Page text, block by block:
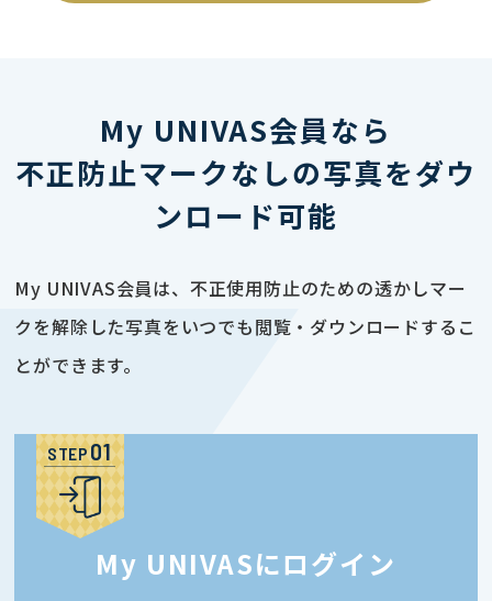
My UNIVAS会員なら
不正防止マークなしの写真をダウ
ンロード可能
My UNIVAS会員は、不正使用防止のための透かしマー
クを解除した写真をいつでも閲覧・ダウンロードするこ
とができます。
STEP
My UNIVASにログイン